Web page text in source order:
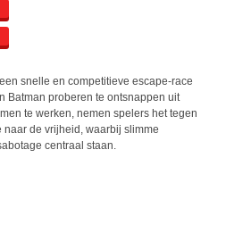
snelle en competitieve escape-race
Batman proberen te ontsnappen uit
te werken, nemen spelers het tegen
de vrijheid, waarbij slimme
centraal staan.